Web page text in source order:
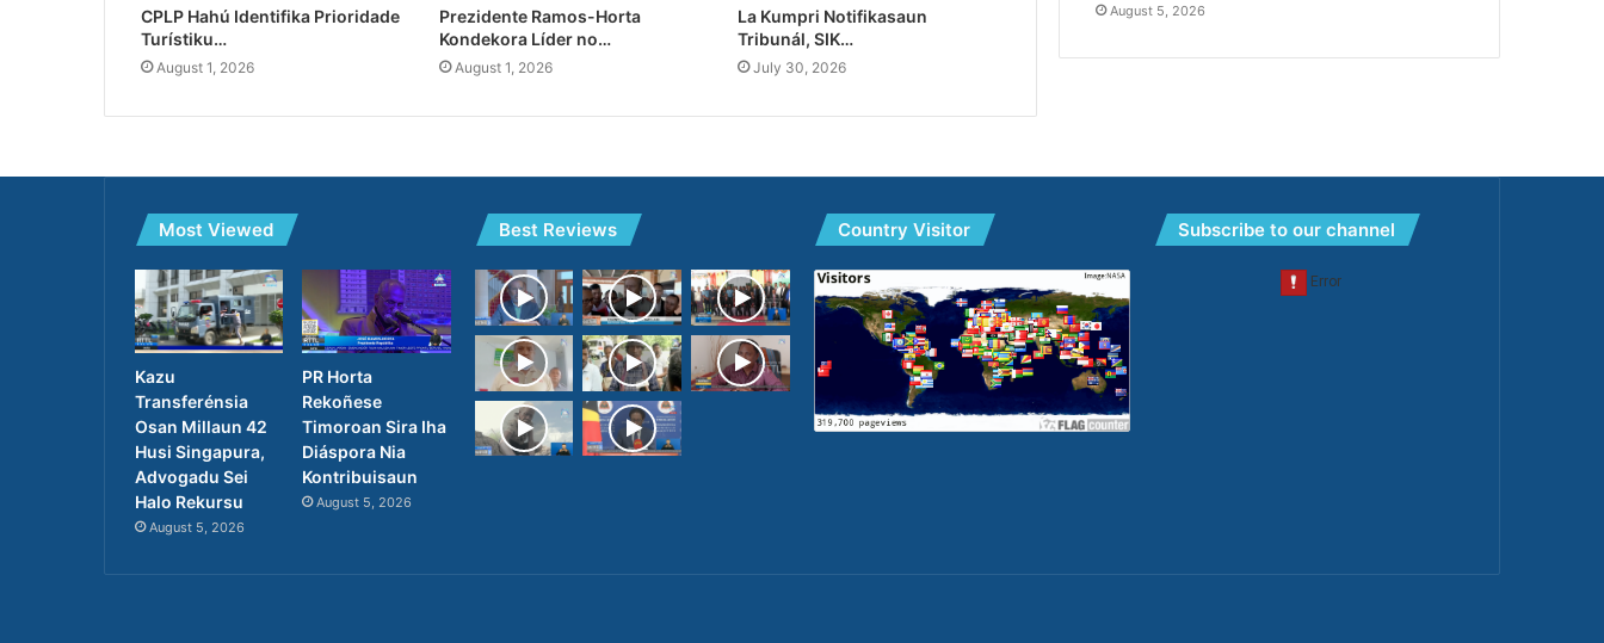
CPLP Hahú Identifika Prioridade
Turístiku…
August 1, 2026
Prezidente Ramos-Horta
Kondekora Líder no…
August 1, 2026
La Kumpri Notifikasaun
Tribunál, SIK…
July 30, 2026
August 5, 2026
Most Viewed
Kazu
Transferénsia
Osan Millaun 42
Husi Singapura,
Advogadu Sei
Halo Rekursu
August 5, 2026
PR Horta
Rekoñese
Timoroan Sira Iha
Diáspora Nia
Kontribuisaun
August 5, 2026
Best Reviews Country Visitor Subscribe to our channel